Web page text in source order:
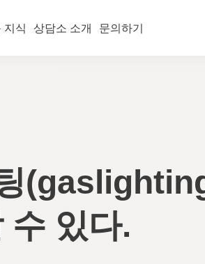
지식 상담소 소개 문의하기
수 있다.